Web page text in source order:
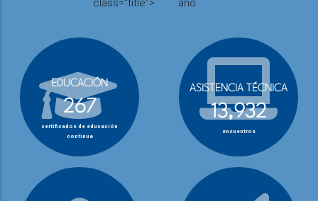
class="title">
año
EDUCACIÓN
267
certificados de educación
continua
ASISTENCIA TÉCNICA
13,932
encuentros